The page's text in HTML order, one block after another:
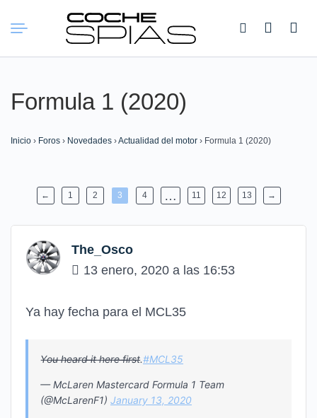
Buscar:
Formula 1 (2020)
Inicio › Foros › Novedades ›Actualidad del motor › Formula 1 (2020)
← 1 2 3 4 … 11 12 13 →
The_Osco
13 enero, 2020 a las 16:53
Ya hay fecha para el MCL35
Y̶o̶u̶ ̶h̶e̶a̶r̶d̶ ̶i̶t̶ ̶h̶e̶r̶e̶ ̶f̶i̶r̶s̶t̶.#MCL35
— McLaren Mastercard Formula 1 Team
(@McLarenF1) January 13, 2020